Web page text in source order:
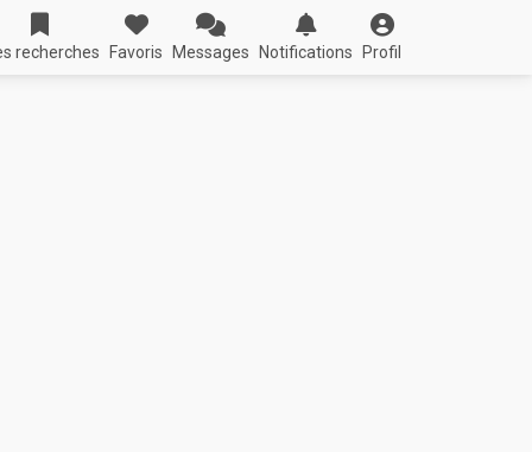
recherches Favoris Messages Notifications Profil